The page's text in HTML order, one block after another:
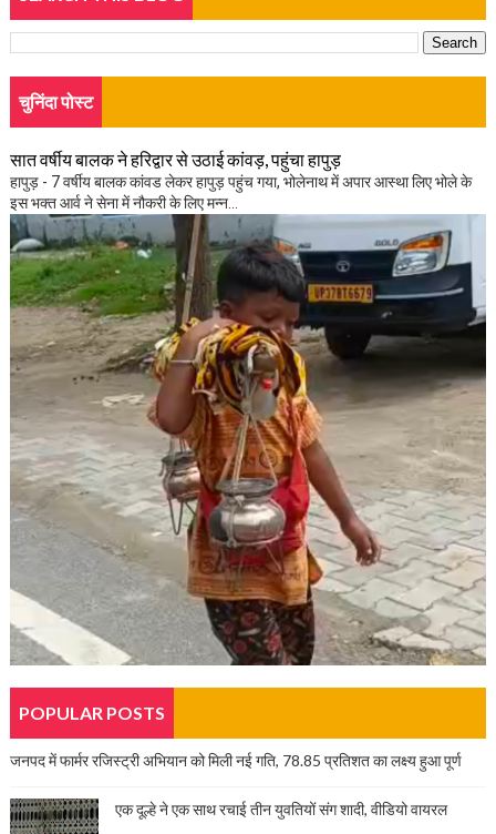
चुनिंदा पोस्ट
सात वर्षीय बालक ने हरिद्वार से उठाई कांवड़, पहुंचा हापुड़
हापुड़ - 7 वर्षीय बालक कांवड लेकर हापुड़ पहुंच गया, भोलेनाथ में अपार आस्था लिए भोले के
इस भक्त आर्व ने सेना में नौकरी के लिए मन्न...
POPULAR POSTS
जनपद में फार्मर रजिस्ट्री अभियान को मिली नई गति, 78.85 प्रतिशत का लक्ष्य हुआ पूर्ण
एक दूल्हे ने एक साथ रचाई तीन युवतियों संग शादी, वीडियो वायरल